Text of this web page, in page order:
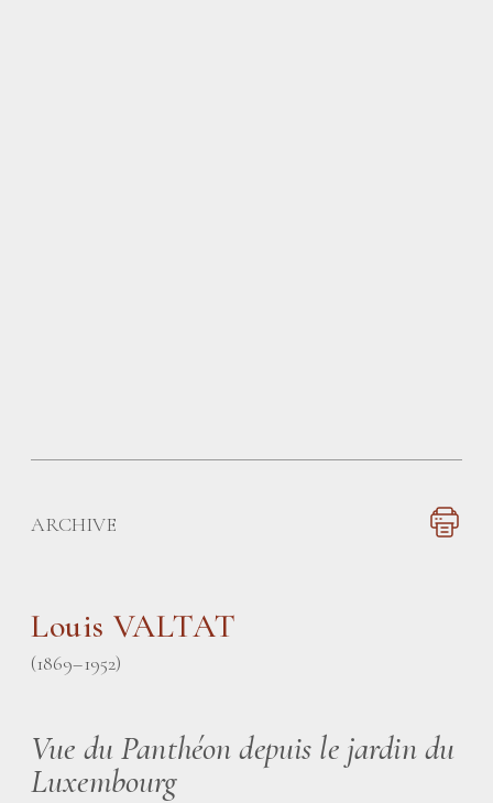
ARCHIVE
Louis VALTAT
(1869–1952)
Vue du Panthéon depuis le jardin du
Luxembourg